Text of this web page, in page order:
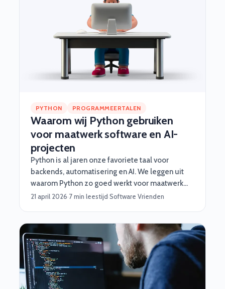
PYTHON PROGRAMMEERTALEN
Waarom wij Python gebruiken
voor maatwerk software en AI-
projecten
Python is al jaren onze favoriete taal voor
backends, automatisering en AI. We leggen uit
waarom Python zo goed werkt voor maatwerk
software, en wanneer je beter iets anders kiest.
21 april 2026·7 min leestijd·Software Vrienden